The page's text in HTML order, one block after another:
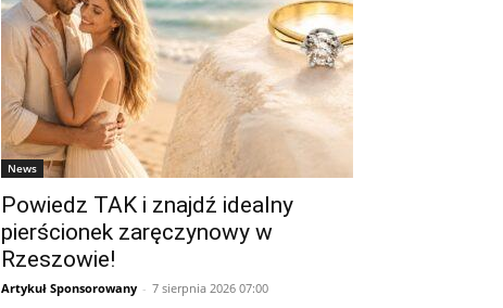
News
Powiedz TAK i znajdź idealny
pierścionek zaręczynowy w
Rzeszowie!
Artykuł Sponsorowany - 7 sierpnia 2026 07:00